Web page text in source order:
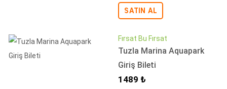
SATIN AL
Fırsat Bu Fırsat
Tuzla Marina Aquapark
Giriş Bileti
İndirimli Fiyat
1489 ₺